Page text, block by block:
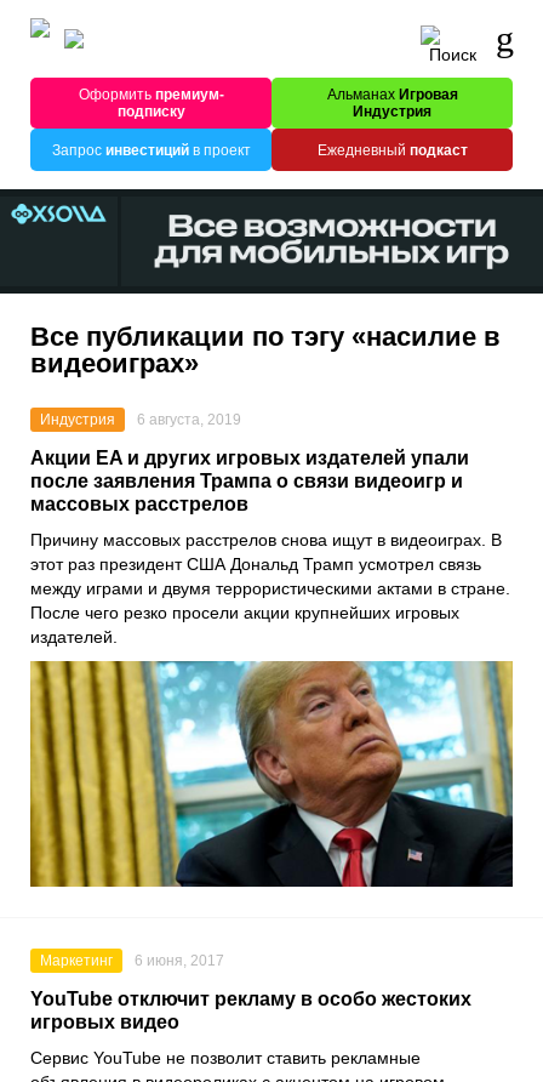
Оформитьпремиум-
подписку
Альманах Игровая
Индустрия
Запрос инвестицийв проект Ежедневный подкаст
Все публикации по тэгу «насилие в
видеоиграх»
Индустрия 6 августа, 2019
Акции EA и других игровых издателей упали
после заявления Трампа о связи видеоигр и
массовых расстрелов
Причину массовых расстрелов снова ищут в видеоиграх. В
этот раз президент США Дональд Трамп усмотрел связь
между играми и двумя террористическими актами в стране.
После чего резко просели акции крупнейших игровых
издателей.
Маркетинг 6 июня, 2017
YouTube отключит рекламу в особо жестоких
игровых видео
Сервис YouTube не позволит ставить рекламные